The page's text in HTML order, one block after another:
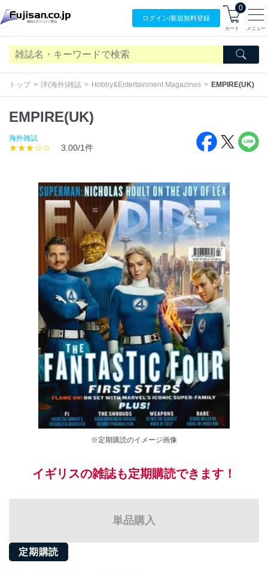
ログイン/新規無料登録
0
カート メニュー
トップ 洋(海外)雑誌 Hobby&Entertainment Magazines EMPIRE(UK)
EMPIRE(UK)
海外雑誌
★★★☆☆ 3.00/1件
※定期購読のイメージ画像
イギリスの雑誌も定期購読できます！
単品購入
定期購読